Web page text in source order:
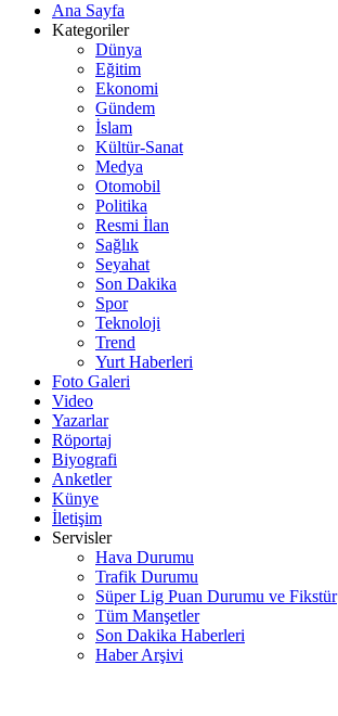
Ana Sayfa
Kategoriler
Dünya
Eğitim
Ekonomi
Gündem
İslam
Kültür-Sanat
Medya
Otomobil
Politika
Resmi İlan
Sağlık
Seyahat
Son Dakika
Spor
Teknoloji
Trend
Yurt Haberleri
Foto Galeri
Video
Yazarlar
Röportaj
Biyografi
Anketler
Künye
İletişim
Servisler
Hava Durumu
Trafik Durumu
Süper Lig Puan Durumu ve Fikstür
Tüm Manşetler
Son Dakika Haberleri
Haber Arşivi